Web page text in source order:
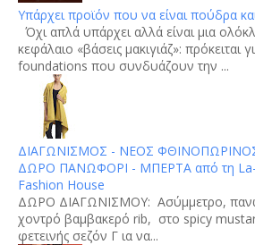
Υπάρχει προϊόν που να είναι πούδρα
Όχι απλά υπάρχει αλλά είναι μια
κεφάλαιο «βάσεις μακιγιάζ»: πρόκειται
foundations που συνδυάζουν την ...
ΔΙΑΓΩΝΙΣΜΟΣ - ΝΕΟΣ
ΔΩΡΟ ΠΑΝΩΦΟΡΙ - ΜΠΕΡΤΑ από τη La-
Fashion House
ΔΩΡΟ ΔΙΑΓΩΝΙΣΜΟΥ: Aσύμμετρο,
χοντρό βαμβακερό rib, στο spicy
φετεινής σεζόν Γ ια να...